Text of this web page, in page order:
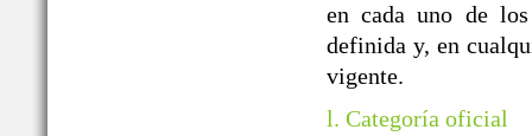
en cada uno de
definida y, en
vigente.
l. Categoría oficial